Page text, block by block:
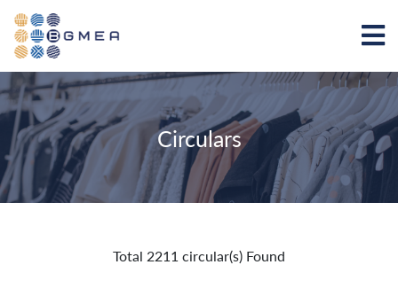
Circulars
Total 2211 circular(s) Found